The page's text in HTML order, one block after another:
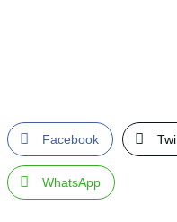
Facebook
WhatsApp